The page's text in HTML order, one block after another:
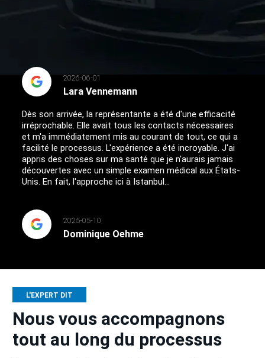
2026-06-01
Lara Vennemann
Dès son arrivée, la représentante a été d'une efficacité
irréprochable. Elle avait tous les contacts nécessaires
et m'a immédiatement mis au courant de tout, ce qui a
facilité le processus. L'expérience a été incroyable. J'ai
appris des choses sur ma santé que je n'aurais jamais
découvertes avec un simple examen médical aux États-
Unis. En fait, l'approche ici à Istanbul...
2025-05-10
Dominique Oehme
L'EXPERT DIT
Nous vous accompagnons
tout au long du processus